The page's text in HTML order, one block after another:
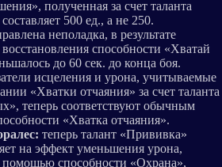
полученная за счет таланта
500 ед., а не 250.
неполадка, в результате
способности «Хватай
до 60 сек. до конца боя.
исцеления и урона, учитываемые
«Хватки отчаяния» за счет таланта
теперь соответствуют обычным
«Хватка отчаяния».
теперь талант «Прививка»
на эффект уменьшения урона,
способности «Охрана»,